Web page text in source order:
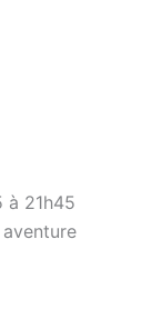
à 21h45